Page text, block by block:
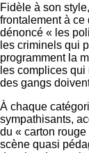
Fidèle à son
frontalement à ce
dénoncé « les
les criminels qui
programment la
les complices
des gangs
À chaque
sympathisants,
du « carton
scène quasi